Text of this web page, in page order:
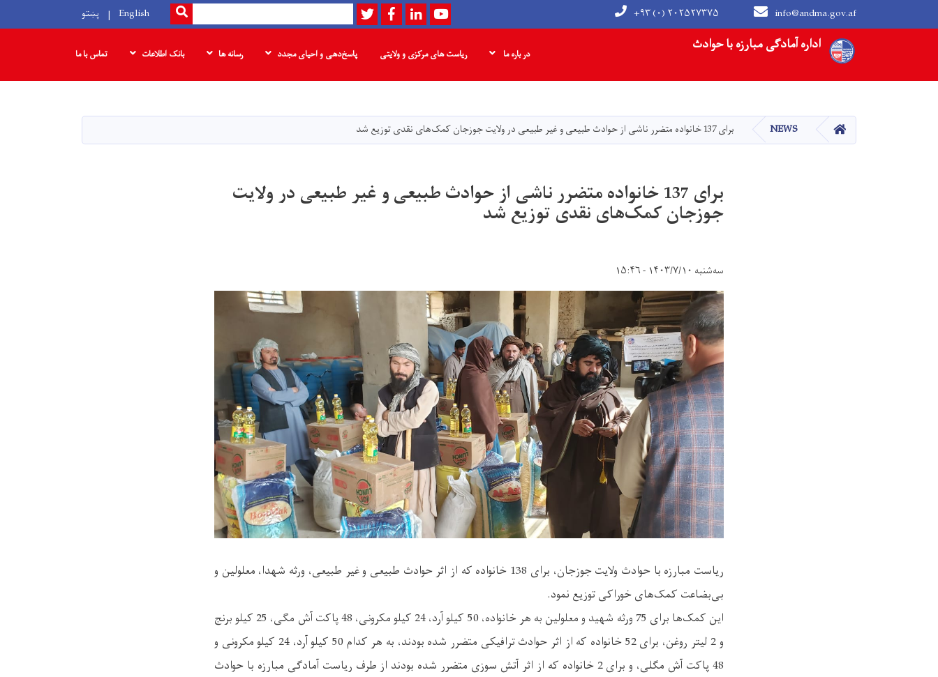
main
content
اداره آمادگی مبارزه با حوادث
info@andma.gov.af +۹۳ (۰) ۲۰۲۵۲۷۳۷۵ Youtube
LinkedIn
Facebook
Twitter
Search
SEARCH
English پښتو
Main navigation
در باره ما ریاست های مرکزی و ولایتی پاسخ‌دهی و احیای مجدد رسانه ها بانک‌ اطلاعات تماس با ما
HOME
NEWS برای 137 خانواده متضرر ناشی از حوادث طبیعی و غیر طبیعی در ولایت جوزجان کمک‌های نقدی توزیع شد
برای 137 خانواده متضرر ناشی از حوادث طبیعی و غیر طبیعی در ولایت
جوزجان کمک‌های نقدی توزیع شد
سه‌شنبه ۱۴۰۳/۷/۱۰ - ۱۵:۴۶
ریاست مبارزه با حوادث ولایت جوزجان، برای 138 خانواده که از اثر حوادث طبیعی و غیر طبیعی، ورثه شهدا، معلولین و
بی‌بضاعت کمک‌های خوراکی توزیع نمود.
این کمک‌ها برای 75 ورثه شهید و معلولین به هر خانواده، 50 کیلو آرد، 24 کیلو مکرونی، 48 پاکت آش مگی، 25 کیلو برنج
و 2 لیتر روغن، برای 52 خانواده که از اثر حوادث ترافیکی متضرر شده بودند، به هر کدام 50 کیلو آرد، 24 کیلو مکرونی و
48 پاکت آش مگلی، و برای 2 خانواده که از اثر آتش سوزی متضرر شده بودند از طرف ریاست آمادگی مبارزه با حوادث